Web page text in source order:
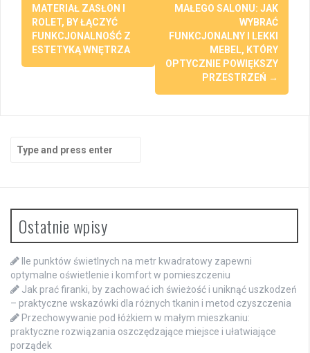
navigation
MATERIAŁ ZASŁON I
ROLET, BY ŁĄCZYĆ
FUNKCJONALNOŚĆ Z
ESTETYKĄ WNĘTRZA
MAŁEGO SALONU: JAK
WYBRAĆ
FUNKCJONALNY I LEKKI
MEBEL, KTÓRY
OPTYCZNIE POWIĘKSZY
PRZESTRZEŃ →
for:
Ostatnie wpisy
Ile punktów świetlnych na metr kwadratowy zapewni
optymalne oświetlenie i komfort w pomieszczeniu
Jak prać firanki, by zachować ich świeżość i uniknąć uszkodzeń
– praktyczne wskazówki dla różnych tkanin i metod czyszczenia
Przechowywanie pod łóżkiem w małym mieszkaniu:
praktyczne rozwiązania oszczędzające miejsce i ułatwiające
porządek